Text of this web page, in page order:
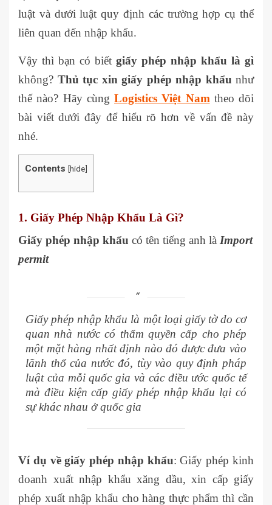
luật và dưới luật quy định các trường hợp cụ thể
liên quan đến nhập khẩu.
Vậy thì bạn có biết giấy phép nhập khẩu là gì
không? Thủ tục xin giấy phép nhập khẩu như
thế nào? Hãy cùng Logistics Việt Nam theo dõi
bài viết dưới đây để hiểu rõ hơn về vấn đề này
nhé.
Contents [hide]
1. Giấy Phép Nhập Khẩu Là Gì?
Giấy phép nhập khẩu có tên tiếng anh là Import
permit
Giấy phép nhập khẩu là một loại giấy tờ do cơ
quan nhà nước có thẩm quyền cấp cho phép
một mặt hàng nhất định nào đó được đưa vào
lãnh thổ của nước đó, tùy vào quy định pháp
luật của mỗi quốc gia và các điều ước quốc tế
mà điều kiện cấp giấy phép nhập khẩu lại có
sự khác nhau ở quốc gia
Ví dụ về giấy phép nhập khẩu: Giấy phép kinh
doanh xuất nhập khẩu xăng dầu, xin cấp giấy
phép xuất nhập khẩu cho hàng thực phẩm thì cần